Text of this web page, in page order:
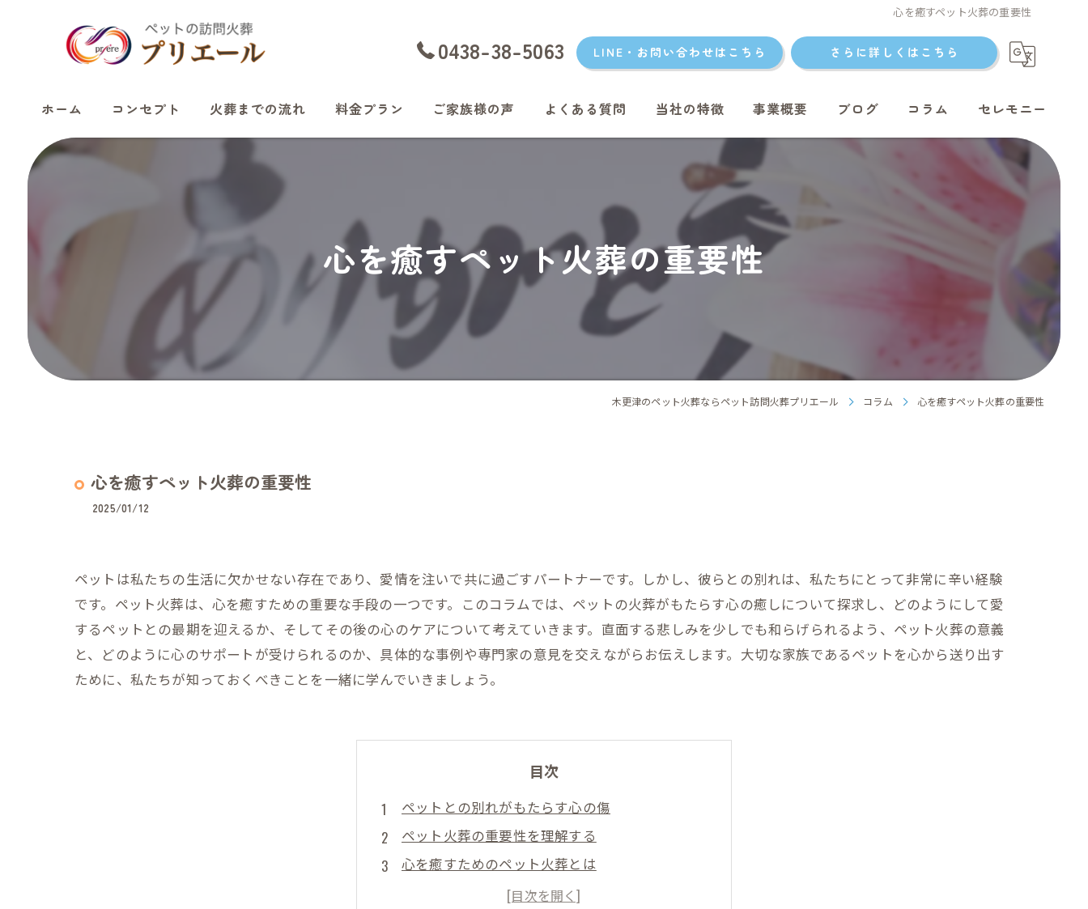
心を癒すペット火葬の重要性
0438-38-5063 LINE・お問い合わせはこちら さらに詳しくはこちら
ホーム コンセプト 火葬までの流れ 料金プラン ご家族様の声 よくある質問 当社の特徴
君津のペット火葬
富津のペット火葬
袖ケ浦のペット火葬
事業概要 ブログ コラム セレモニー
心を癒すペット火葬の重要性
木更津のペット火葬ならペット訪問火葬プリエール コラム 心を癒すペット火葬の重要性
心を癒すペット火葬の重要性
2025/01/12
ペットは私たちの生活に欠かせない存在であり、愛情を注いで共に過ごすパートナーです。しかし、彼らとの別れは、私たちにとって非常に辛い経験
です。ペット火葬は、心を癒すための重要な手段の一つです。このコラムでは、ペットの火葬がもたらす心の癒しについて探求し、どのようにして愛
するペットとの最期を迎えるか、そしてその後の心のケアについて考えていきます。直面する悲しみを少しでも和らげられるよう、ペット火葬の意義
と、どのように心のサポートが受けられるのか、具体的な事例や専門家の意見を交えながらお伝えします。大切な家族であるペットを心から送り出す
ために、私たちが知っておくべきことを一緒に学んでいきましょう。
目次
ペットとの別れがもたらす心の傷
ペット火葬の重要性を理解する
心を癒すためのペット火葬とは
愛するペットを送り出すための準備